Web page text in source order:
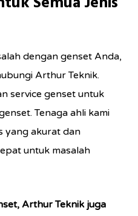
dengan genset Anda,
Arthur Teknik.
service genset untuk
Tenaga ahli kami
yang akurat dan
untuk masalah
Arthur Teknik juga